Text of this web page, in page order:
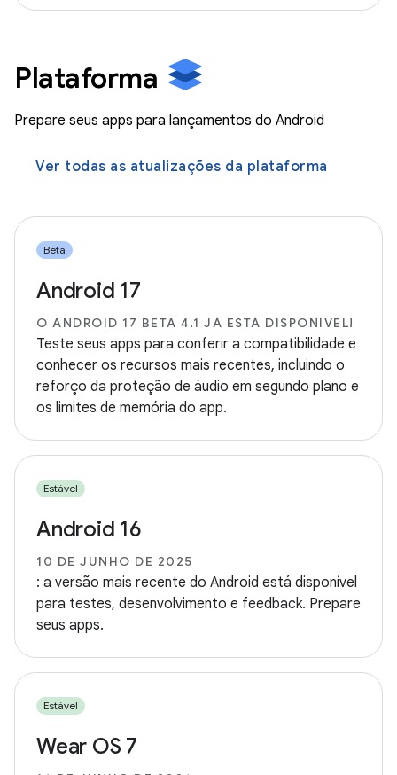
Plataforma
Prepare seus apps para lançamentos do Android
Ver todas as atualizações da plataforma
Beta
Android 17
O ANDROID 17 BETA 4.1 JÁ ESTÁ DISPONÍVEL!
Teste seus apps para conferir a compatibilidade e
conhecer os recursos mais recentes, incluindo o
reforço da proteção de áudio em segundo plano e
os limites de memória do app.
Estável
Android 16
10 DE JUNHO DE 2025
: a versão mais recente do Android está disponível
para testes, desenvolvimento e feedback. Prepare
seus apps.
Estável
Wear OS 7